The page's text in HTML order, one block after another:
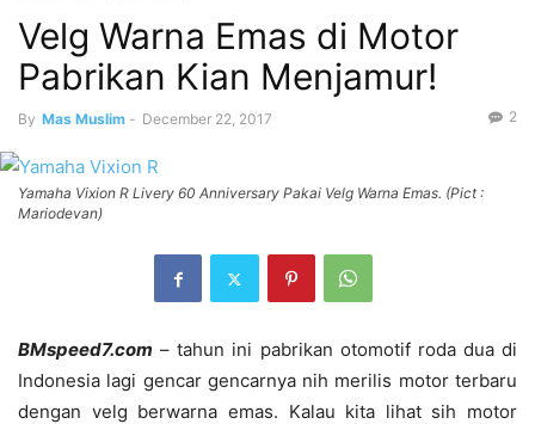
Velg Warna Emas di Motor
Pabrikan Kian Menjamur!
By Mas Muslim - December 22, 2017 2
Yamaha Vixion R Livery 60 Anniversary Pakai Velg Warna Emas. (Pict :
Mariodevan)
BMspeed7.com – tahun ini pabrikan otomotif roda dua di
Indonesia lagi gencar gencarnya nih merilis motor terbaru
dengan velg berwarna emas. Kalau kita lihat sih motor